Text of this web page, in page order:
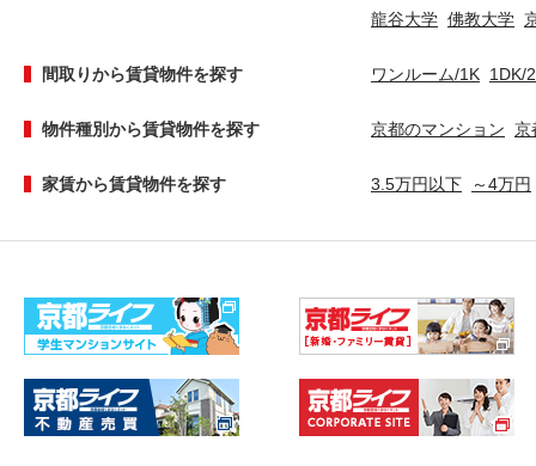
龍谷大学 佛教大学
間取りから賃貸物件を探す ワンルーム/1K 1DK/
物件種別から賃貸物件を探す 京都のマンション 京
家賃から賃貸物件を探す 3.5万円以下 ～4万円